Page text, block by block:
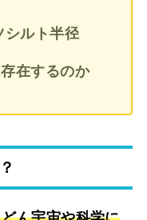
シルト半径
在するのか